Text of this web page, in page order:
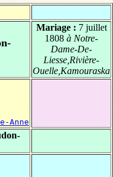
Mariage : 7 juillet
1808 à Notre-
Dame-De-
Liesse,Rivière-
Ouelle,Kamouraska
Anne